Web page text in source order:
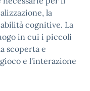
la
cognitive. La
in cui i piccoli
scoperta e
e l'interazione